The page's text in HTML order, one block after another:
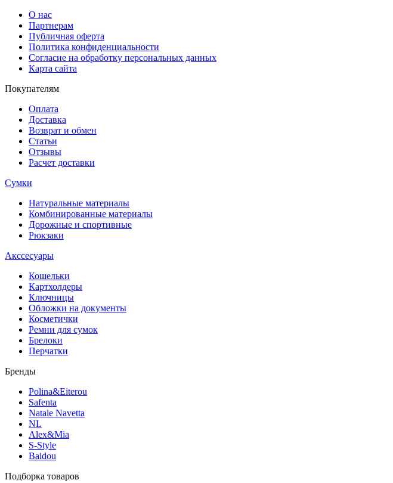
О нас
Партнерам
Публичная оферта
Политика конфиденциальности
Согласие на обработку персональных данных
Карта сайта
Покупателям
Оплата
Доставка
Возврат и обмен
Статьи
Отзывы
Расчет доставки
Сумки
Натуральные материалы
Комбинированные материалы
Дорожные и спортивные
Рюкзаки
Акссесуары
Кошельки
Картхолдеры
Ключницы
Обложки на документы
Косметички
Ремни для сумок
Брелоки
Перчатки
Бренды
Polina&Eiterou
Safenta
Natale Navetta
NL
Alex&Mia
S-Style
Baidou
Подборка товаров